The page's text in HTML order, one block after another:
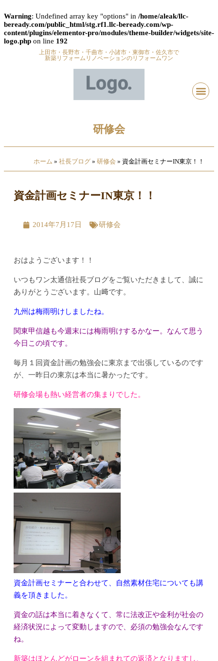
Warning: Undefined array key "options" in /home/aleak/llc-
beready.com/public_html/stg.rf1.llc-beready.com/wp-
content/plugins/elementor-pro/modules/theme-builder/widgets/site-
logo.php on line 192
上田市・長野市・千曲市・小諸市・東御市・佐久市で
新築リフォームリノベーションのリフォームワン
研修会
ホーム » 社長ブログ » 研修会 » 資金計画セミナーIN東京！！
資金計画セミナーIN東京！！
2014年7月17日 研修会
おはようございます！！
いつもワン太通信社長ブログをご覧いただきまして、誠に
ありがとうございます。山﨑です。
九州は梅雨明けしましたね。
関東甲信越も今週末には梅雨明けするかなー。なんて思う
今日この頃です。
毎月１回資金計画の勉強会に東京まで出張しているのです
が、一昨日の東京は本当に暑かったです。
研修会場も熱い経営者の集まりでした。
資金計画セミナーと合わせて、自然素材住宅についても講
義を頂きました。
資金の話は本当に着きなくて、常に法改正や金利が社会の
経済状況によって変動しますので、必須の勉強会なんです
ね。
新築はほとんどがローンを組まれての返済となりますし、